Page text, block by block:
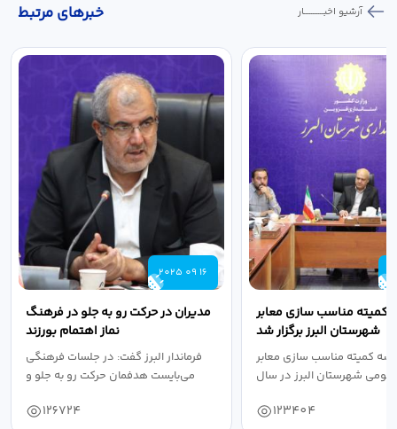
خبر‌های مرتبط آرشیو اخبـــــــــــار
2025 09 16
مدیران در حرکت رو به جلو در فرهنگ
نماز اهتمام بورزند
فرماندار البرز گفت: در جلسات فرهنگی
می‌بایست هدفمان حرکت رو به جلو و
126724
کمیته مناسب سازی معابر
شهرستان البرز برگزار شد
کمیته مناسب سازی معابر
شهرستان البرز در سال
123404